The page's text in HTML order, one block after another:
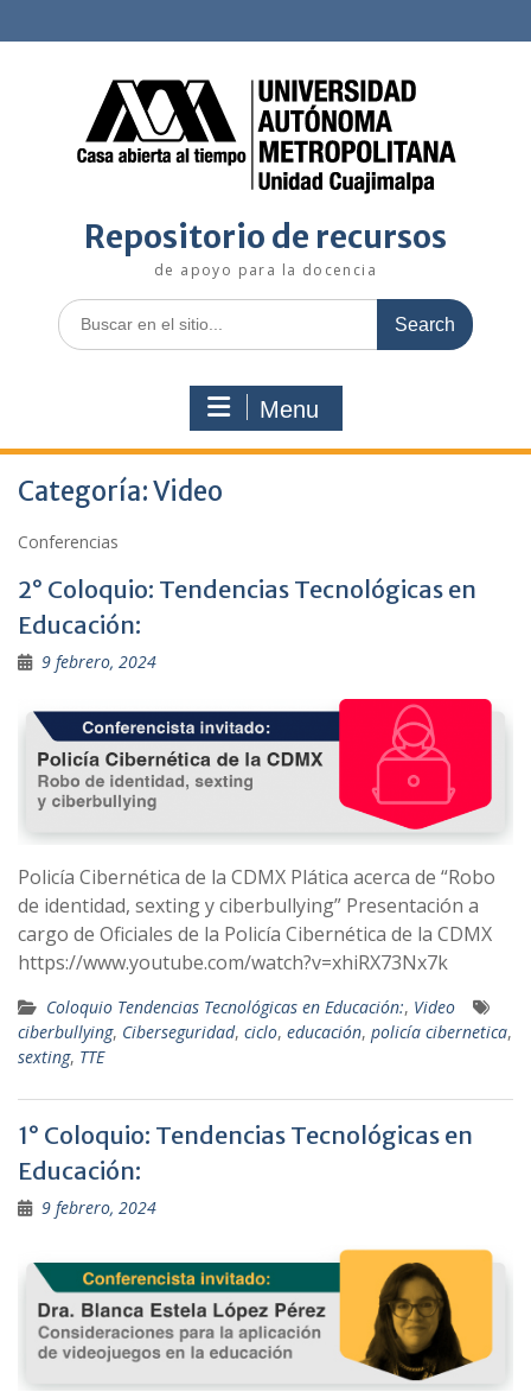
to
Repositorio de recursos
de apoyo para la docencia
Search
for:
Menu
Categoría:Video
Conferencias
2° Coloquio: Tendencias Tecnológicas en
Educación:
9 febrero, 2024
Policía Cibernética de la CDMX Plática acerca de “Robo
de identidad, sexting y ciberbullying” Presentación a
cargo de Oficiales de la Policía Cibernética de la CDMX
https://www.youtube.com/watch?v=xhiRX73Nx7k
Coloquio Tendencias Tecnológicas en Educación:, Video
ciberbullying, Ciberseguridad, ciclo, educación, policía cibernetica,
sexting, TTE
1° Coloquio: Tendencias Tecnológicas en
Educación:
9 febrero, 2024